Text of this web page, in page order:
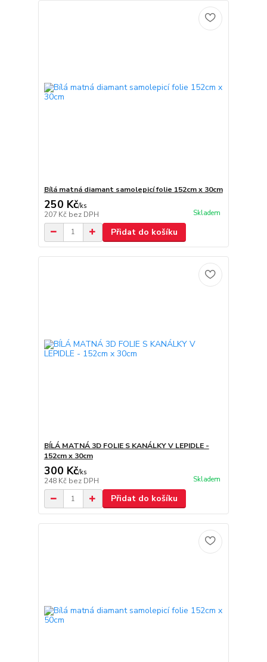
Bílá matná diamant samolepicí folie 152cm x 30cm
250 Kč/ks
207 Kč bez DPH Skladem
Přidat do košíku
BÍLÁ MATNÁ 3D FOLIE S KANÁLKY V LEPIDLE -
152cm x 30cm
300 Kč/ks
248 Kč bez DPH Skladem
Přidat do košíku